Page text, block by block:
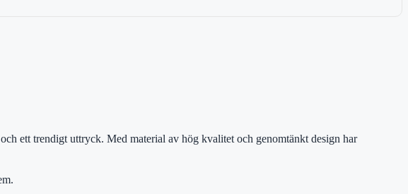
ett trendigt uttryck. Med material av hög kvalitet och genomtänkt design har